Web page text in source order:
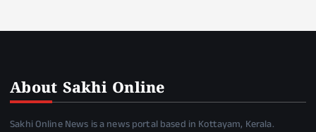
About Sakhi Online
Sakhi Online News is a news portal based in Kottayam, Kerala.